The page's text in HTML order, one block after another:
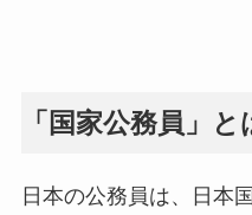
「国家公務員」と
日本の公務員は、日本